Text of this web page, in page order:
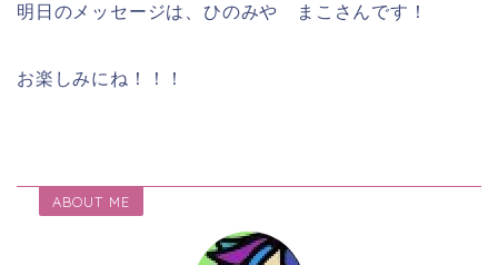
明日のメッセージは、ひのみや まこさんです！
お楽しみにね！！！
ABOUT ME